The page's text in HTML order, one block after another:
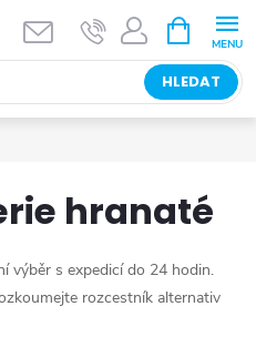
HLEDAT
NÁKUPNÍ
KOŠÍK
hranaté
výběr s expedicí do 24 hodin.
rozcestník alternativ